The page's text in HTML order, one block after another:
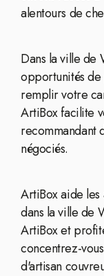
alentours de
Dans la ville de
opportunités
remplir votre
ArtiBox facilite
recommandant
négociés.
ArtiBox aide les
dans la ville de
ArtiBox et
concentrez-
d'artisan